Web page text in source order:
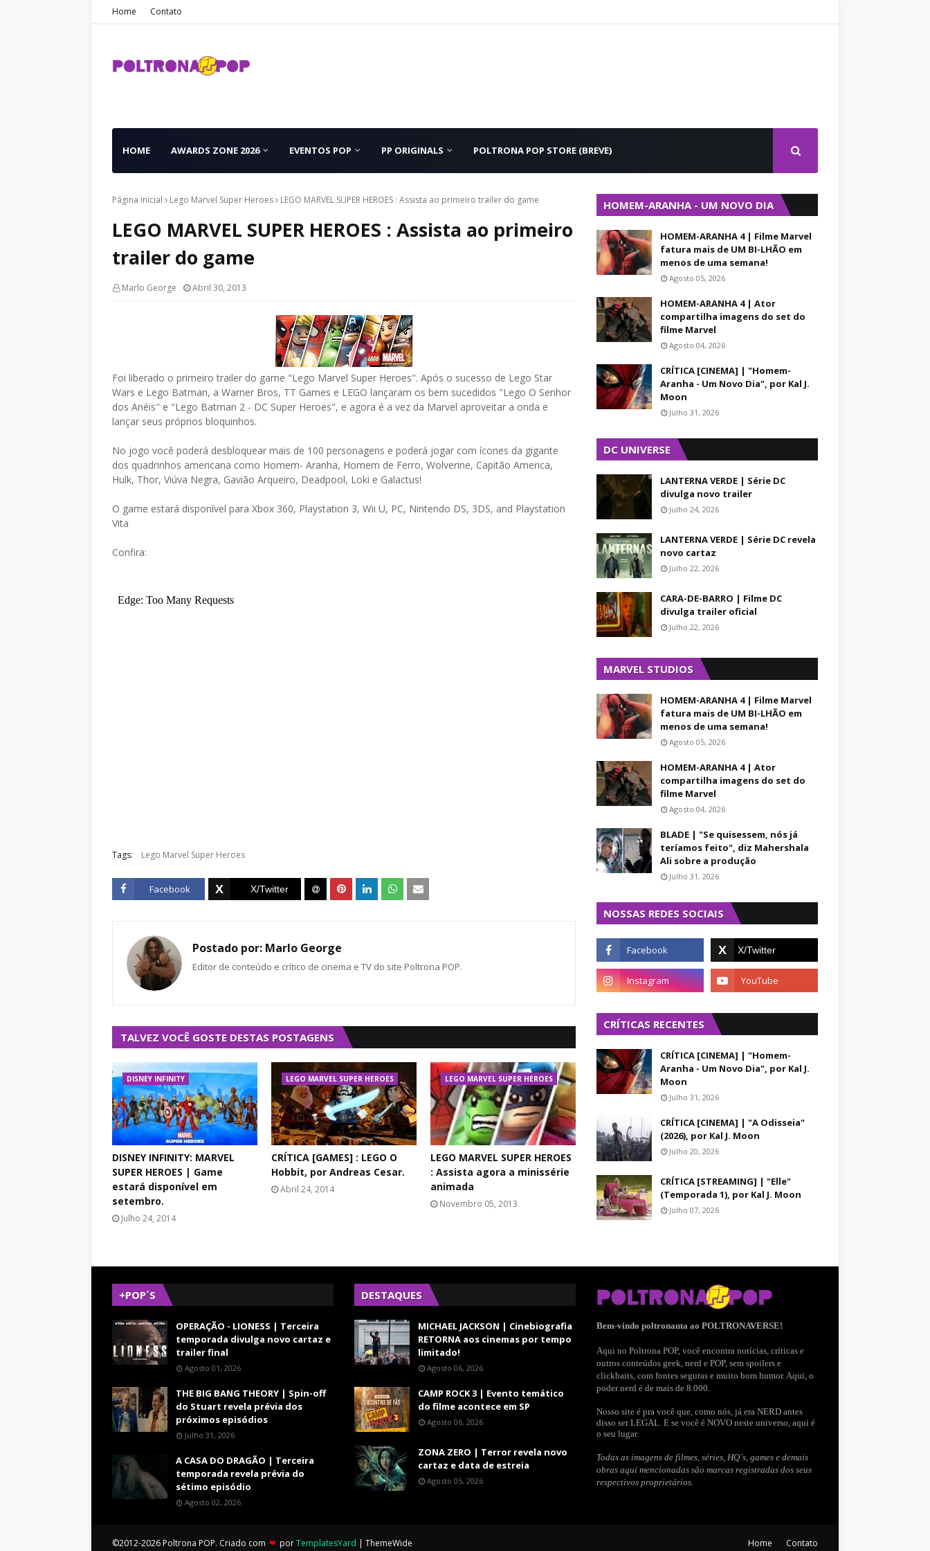
Home Contato
HOME AWARDS ZONE 2026 EVENTOS POP PP ORIGINALS POLTRONA POP STORE (BREVE)
Página inicial Lego Marvel Super Heroes LEGO MARVEL SUPER HEROES : Assista ao primeiro trailer do game
LEGO MARVEL SUPER HEROES : Assista ao primeiro
trailer do game
Marlo George Abril 30, 2013
Foi liberado o primeiro trailer do game "Lego Marvel Super Heroes". Após o sucesso de Lego Star
Wars e Lego Batman, a Warner Bros, TT Games e LEGO lançaram os bem sucedidos "Lego O Senhor
dos Anéis" e "Lego Batman 2 - DC Super Heroes", e agora é a vez da Marvel aproveitar a onda e
lançar seus próprios bloquinhos.
No jogo você poderá desbloquear mais de 100 personagens e poderá jogar com ícones da gigante
dos quadrinhos americana como Homem- Aranha, Homem de Ferro, Wolverine, Capitão America,
Hulk, Thor, Viúva Negra, Gavião Arqueiro, Deadpool, Loki e Galactus!
O game estará disponível para Xbox 360, Playstation 3, Wii U, PC, Nintendo DS, 3DS, and Playstation
Vita
Confira:
Tags: Lego Marvel Super Heroes
Facebook
Postado por: Marlo George
Editor de conteúdo e crítico de cinema e TV do site Poltrona POP.
TALVEZ VOCÊ GOSTE DESTAS POSTAGENS
DISNEY INFINITY
DISNEY INFINITY: MARVEL
SUPER HEROES | Game
estará disponível em
setembro.
Julho 24, 2014
LEGO MARVEL SUPER HEROES
CRÍTICA [GAMES] : LEGO O
Hobbit, por Andreas Cesar.
Abril 24, 2014
LEGO MARVEL SUPER HEROES
LEGO MARVEL SUPER HEROES
: Assista agora a minissérie
animada
Novembro 05, 2013
HOMEM-ARANHA - UM NOVO DIA
HOMEM-ARANHA 4 | Filme Marvel
fatura mais de UM BI-LHÃO em
menos de uma semana!
Agosto 05, 2026
HOMEM-ARANHA 4 | Ator
compartilha imagens do set do
filme Marvel
Agosto 04, 2026
CRÍTICA [CINEMA] | "Homem-
Aranha - Um Novo Dia", por Kal J.
Moon
Julho 31, 2026
DC UNIVERSE
LANTERNA VERDE | Série DC
divulga novo trailer
Julho 24, 2026
LANTERNA VERDE | Série DC revela
novo cartaz
Julho 22, 2026
CARA-DE-BARRO | Filme DC
divulga trailer oficial
Julho 22, 2026
MARVEL STUDIOS
HOMEM-ARANHA 4 | Filme Marvel
fatura mais de UM BI-LHÃO em
menos de uma semana!
Agosto 05, 2026
HOMEM-ARANHA 4 | Ator
compartilha imagens do set do
filme Marvel
Agosto 04, 2026
BLADE | "Se quisessem, nós já
teríamos feito", diz Mahershala
Ali sobre a produção
Julho 31, 2026
NOSSAS REDES SOCIAIS
CRÍTICAS RECENTES
CRÍTICA [CINEMA] | "Homem-
Aranha - Um Novo Dia", por Kal J.
Moon
Julho 31, 2026
CRÍTICA [CINEMA] | "A Odisseia"
(2026), por Kal J. Moon
Julho 20, 2026
CRÍTICA [STREAMING] | "Elle"
(Temporada 1), por Kal J. Moon
Julho 07, 2026
+POP´S
OPERAÇÃO - LIONESS | Terceira
temporada divulga novo cartaz e
trailer final
Agosto 01, 2026
THE BIG BANG THEORY | Spin-off
do Stuart revela prévia dos
próximos episódios
Julho 31, 2026
A CASA DO DRAGÃO | Terceira
temporada revela prévia do
sétimo episódio
Agosto 02, 2026
DESTAQUES
MICHAEL JACKSON | Cinebiografia
RETORNA aos cinemas por tempo
limitado!
Agosto 06, 2026
CAMP ROCK 3 | Evento temático
do filme acontece em SP
Agosto 06, 2026
ZONA ZERO | Terror revela novo
cartaz e data de estreia
Agosto 05, 2026
Bem-vindo poltronauta ao POLTRONAVERSE!
Aqui no Poltrona POP, você encontra notícias, críticas e
outros conteúdos geek, nerd e POP, sem spoilers e
clickbaits, com fontes seguras e muito bom humor. Aqui, o
poder nerd é de mais de 8.000.
Nosso site é pra você que, como nós, já era NERD antes
disso ser LEGAL. E se você é NOVO neste universo, aqui é
o seu lugar.
Todas as imagens de filmes, séries, HQ´s, games e demais
obras aqui mencionadas são marcas registradas dos seus
respectivos proprietários.
Home Contato
©2012-2026 Poltrona POP. Criado com ❤ porTemplatesYard | ThemeWide